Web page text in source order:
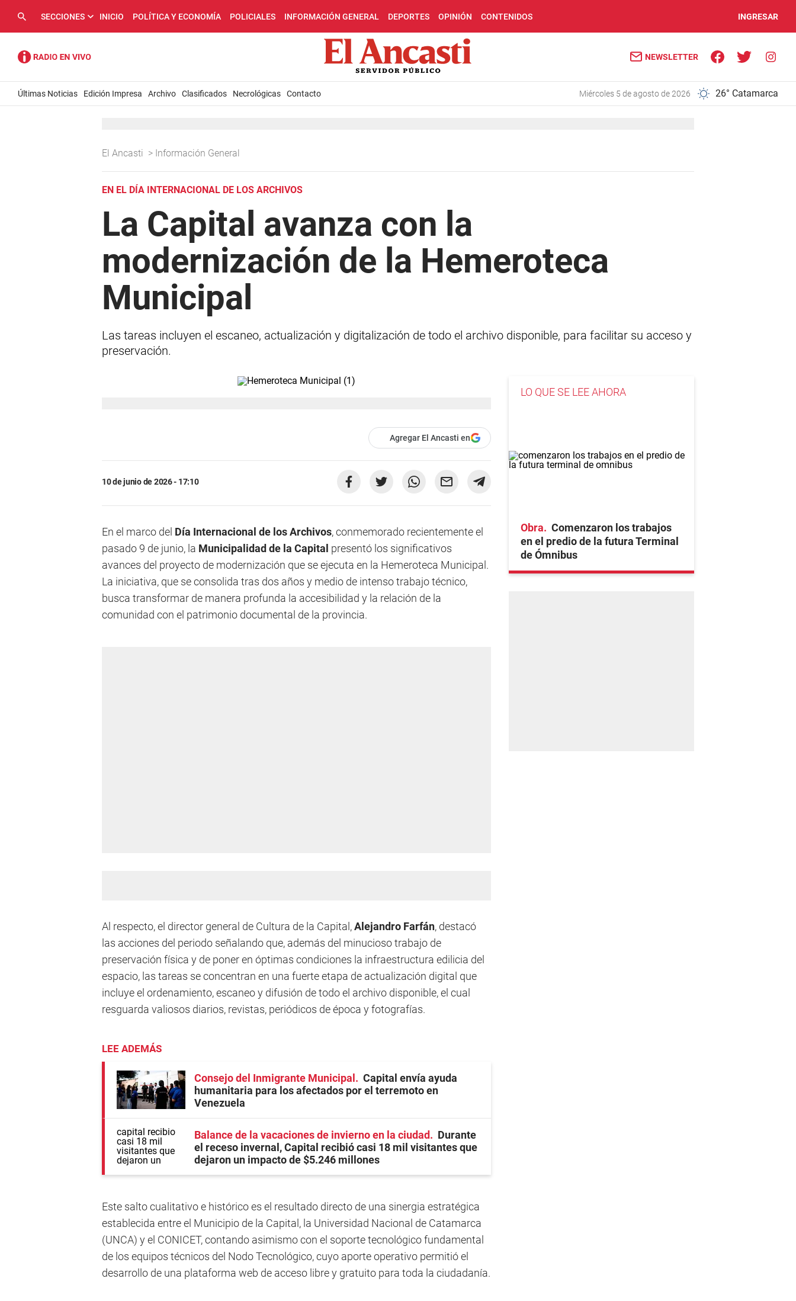
SECCIONES INICIO POLÍTICA Y ECONOMÍA POLICIALES INFORMACIÓN GENERAL DEPORTES OPINIÓN CONTENIDOS INGRESAR
NEWSLETTER
Últimas Noticias Edición Impresa Archivo Clasificados Necrológicas Contacto miércoles 5 de agosto de 2026 26° Catamarca
El Ancasti > Información General
EN EL DÍA INTERNACIONAL DE LOS ARCHIVOS
La Capital avanza con la
modernización de la Hemeroteca
Municipal
Las tareas incluyen el escaneo, actualización y digitalización de todo el archivo disponible, para facilitar su acceso y
preservación.
Agregar El Ancasti en
10 de junio de 2026 - 17:10
En el marco del Día Internacional de los Archivos, conmemorado recientemente el
pasado 9 de junio, la Municipalidad de la Capital presentó los significativos
avances del proyecto de modernización que se ejecuta en la Hemeroteca Municipal.
La iniciativa, que se consolida tras dos años y medio de intenso trabajo técnico,
busca transformar de manera profunda la accesibilidad y la relación de la
comunidad con el patrimonio documental de la provincia.
Al respecto, el director general de Cultura de la Capital,Alejandro Farfán, destacó
las acciones del periodo señalando que, además del minucioso trabajo de
preservación física y de poner en óptimas condiciones la infraestructura edilicia del
espacio, las tareas se concentran en una fuerte etapa de actualización digital que
incluye el ordenamiento, escaneo y difusión de todo el archivo disponible, el cual
resguarda valiosos diarios, revistas, periódicos de época y fotografías.
LEE ADEMÁS
Consejo del Inmigrante Municipal
Capital envía ayuda
humanitaria para los afectados por el terremoto en
Venezuela
Balance de la vacaciones de invierno en la ciudad
Durante
el receso invernal, Capital recibió casi 18 mil visitantes que
dejaron un impacto de $5.246 millones
Este salto cualitativo e histórico es el resultado directo de una sinergia estratégica
establecida entre el Municipio de la Capital, la Universidad Nacional de Catamarca
(UNCA) y el CONICET, contando asimismo con el soporte tecnológico fundamental
de los equipos técnicos del Nodo Tecnológico, cuyo aporte operativo permitió el
desarrollo de una plataforma web de acceso libre y gratuito para toda la ciudadanía.
LO QUE SE LEE AHORA
Obra
Comenzaron los trabajos
en el predio de la futura Terminal
de Ómnibus